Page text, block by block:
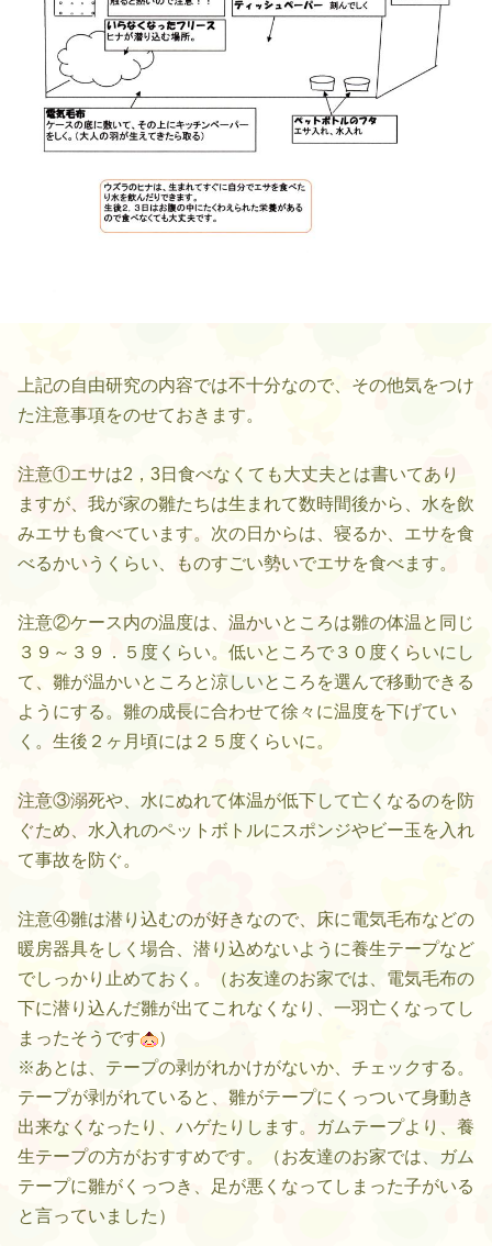
上記の自由研究の内容では不十分なので、その他気をつけ
た注意事項をのせておきます。
注意①エサは2，3日食べなくても大丈夫とは書いてあり
ますが、我が家の雛たちは生まれて数時間後から、水を飲
みエサも食べています。次の日からは、寝るか、エサを食
べるかいうくらい、ものすごい勢いでエサを食べます。
注意②ケース内の温度は、温かいところは雛の体温と同じ
３９～３９．５度くらい。低いところで３０度くらいにし
て、雛が温かいところと涼しいところを選んで移動できる
ようにする。雛の成長に合わせて徐々に温度を下げてい
く。生後２ヶ月頃には２５度くらいに。
注意③溺死や、水にぬれて体温が低下して亡くなるのを防
ぐため、水入れのペットボトルにスポンジやビー玉を入れ
て事故を防ぐ。
注意④雛は潜り込むのが好きなので、床に電気毛布などの
暖房器具をしく場合、潜り込めないように養生テープなど
でしっかり止めておく。（お友達のお家では、電気毛布の
下に潜り込んだ雛が出てこれなくなり、一羽亡くなってし
まったそうです
）
※あとは、テープの剥がれかけがないか、チェックする。
テープが剥がれていると、雛がテープにくっついて身動き
出来なくなったり、ハゲたりします。ガムテープより、養
生テープの方がおすすめです。（お友達のお家では、ガム
テープに雛がくっつき、足が悪くなってしまった子がいる
と言っていました）